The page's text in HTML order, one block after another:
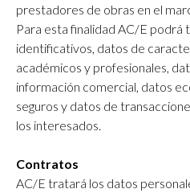
prestadores de obras en el
Para esta finalidad AC/E podrá
identificativos, datos de
académicos y profesionales,
información comercial, datos
seguros y datos de
los interesados.
Contratos
AC/E tratará los datos